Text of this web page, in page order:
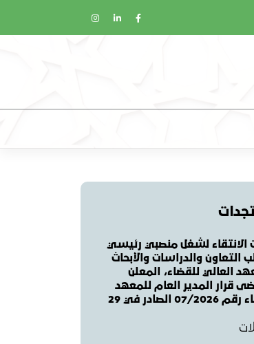
الانتقاء لشغل منصبي رئيسي
التعاون والدراسات والأبحاث
العالي للقضاء، المعلن
قرار المدير العام للمعهد
العالي للقضاء رقم 07/2026 الصادر في 29